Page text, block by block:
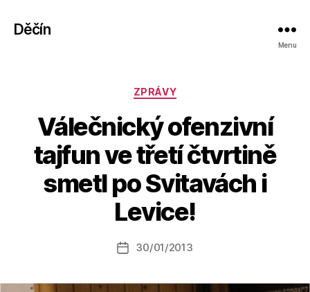
Děčín
Menu
Rubriky
ZPRÁVY
Válečnický ofenzivní
tajfun ve třetí čtvrtině
smetl po Svitavách i
Levice!
Autor
příspěvku
A
u
o
a
Datum
30/01/2013